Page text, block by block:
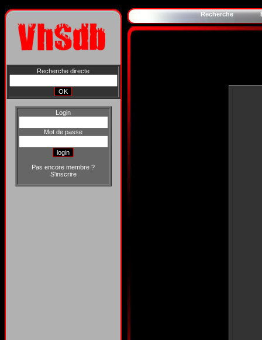
Recherche directe
Login
Mot de passe
Pas encore membre ?
S'inscrire
Recherche